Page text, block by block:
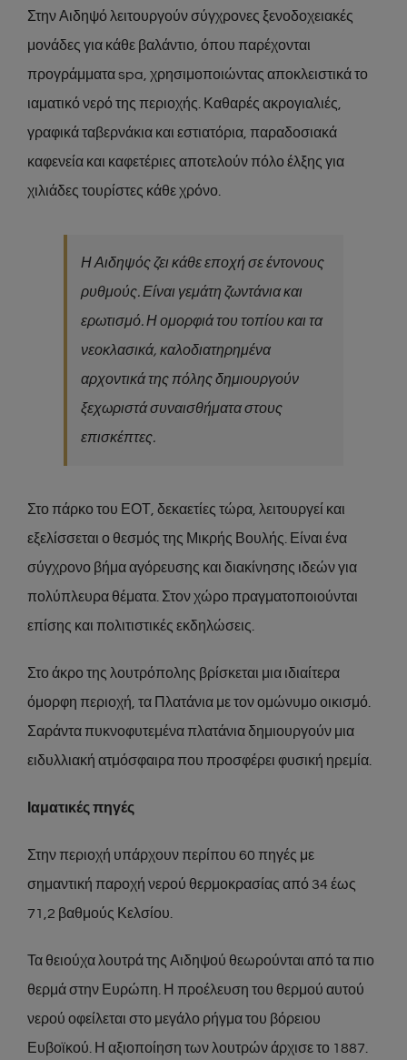
Στην Αιδηψό λειτουργούν σύγχρονες ξενοδοχειακές
μονάδες για κάθε βαλάντιο, όπου παρέχονται
προγράμματα spa, χρησιμοποιώντας αποκλειστικά το
ιαματικό νερό της περιοχής. Καθαρές ακρογιαλιές,
γραφικά ταβερνάκια και εστιατόρια, παραδοσιακά
καφενεία και καφετέριες αποτελούν πόλο έλξης για
χιλιάδες τουρίστες κάθε χρόνο.
Η Αιδηψός ζει κάθε εποχή σε έντονους
ρυθμούς. Είναι γεμάτη ζωντάνια και
ερωτισμό. Η ομορφιά του τοπίου και τα
νεοκλασικά, καλοδιατηρημένα
αρχοντικά της πόλης δημιουργούν
ξεχωριστά συναισθήματα στους
επισκέπτες.
Στο πάρκο του ΕΟΤ, δεκαετίες τώρα, λειτουργεί και
εξελίσσεται ο θεσμός της Μικρής Βουλής. Είναι ένα
σύγχρονο βήμα αγόρευσης και διακίνησης ιδεών για
πολύπλευρα θέματα. Στον χώρο πραγματοποιούνται
επίσης και πολιτιστικές εκδηλώσεις.
Στο άκρο της λουτρόπολης βρίσκεται μια ιδιαίτερα
όμορφη περιοχή, τα Πλατάνια με τον ομώνυμο οικισμό.
Σαράντα πυκνοφυτεμένα πλατάνια δημιουργούν μια
ειδυλλιακή ατμόσφαιρα που προσφέρει φυσική ηρεμία.
Ιαματικές πηγές
Στην περιοχή υπάρχουν περίπου 60 πηγές με
σημαντική παροχή νερού θερμοκρασίας από 34 έως
71,2 βαθμούς Κελσίου.
Τα θειούχα λουτρά της Αιδηψού θεωρούνται από τα πιο
θερμά στην Ευρώπη. Η προέλευση του θερμού αυτού
νερού οφείλεται στο μεγάλο ρήγμα του βόρειου
Ευβοϊκού. Η αξιοποίηση των λουτρών άρχισε το 1887.